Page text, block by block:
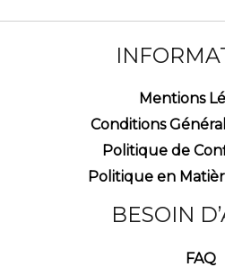
Mentions
Conditions
Politique de
Politique en
BESOIN
FAQ